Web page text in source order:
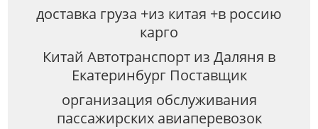
доставка груза +из китая +в россию
карго
Китай Автотранспорт из Даляня в
Екатеринбург Поставщик
организация обслуживания
пассажирских авиаперевозок